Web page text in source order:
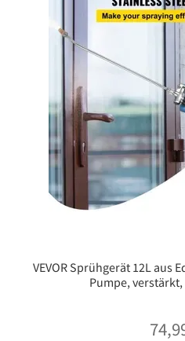
VEVOR Sprühgerät 12L aus
Pumpe,